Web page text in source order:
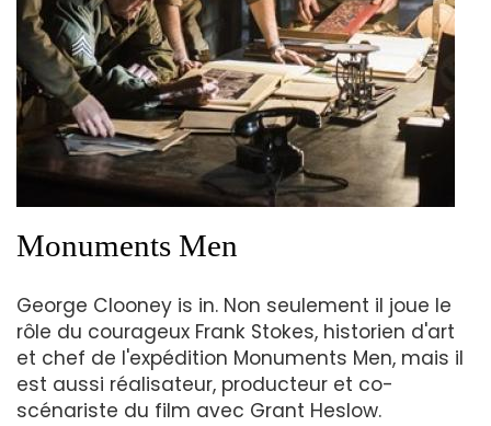
Monuments Men
George Clooney is in. Non seulement il joue le
rôle du courageux Frank Stokes, historien d'art
et chef de l'expédition Monuments Men, mais il
est aussi réalisateur, producteur et co-
scénariste du film avec Grant Heslow.